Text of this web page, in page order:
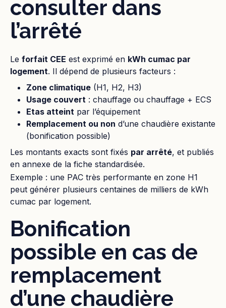
consulter dans
l’arrêté
Le forfait CEE est exprimé en kWh cumac par
logement. Il dépend de plusieurs facteurs :
Zone climatique (H1, H2, H3)
Usage couvert : chauffage ou chauffage + ECS
Etas atteint par l’équipement
Remplacement ou non d’une chaudière existante
(bonification possible)
Les montants exacts sont fixés par arrêté, et publiés
en annexe de la fiche standardisée.
Exemple : une PAC très performante en zone H1
peut générer plusieurs centaines de milliers de kWh
cumac par logement.
Bonification
possible en cas de
remplacement
d’une chaudière